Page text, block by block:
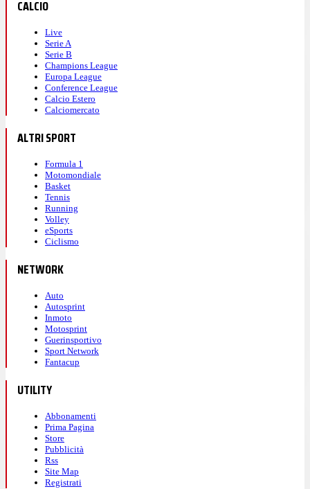
CALCIO
Live
Serie A
Serie B
Champions League
Europa League
Conference League
Calcio Estero
Calciomercato
ALTRI SPORT
Formula 1
Motomondiale
Basket
Tennis
Running
Volley
eSports
Ciclismo
NETWORK
Auto
Autosprint
Inmoto
Motosprint
Guerinsportivo
Sport Network
Fantacup
UTILITY
Abbonamenti
Prima Pagina
Store
Pubblicità
Rss
Site Map
Registrati